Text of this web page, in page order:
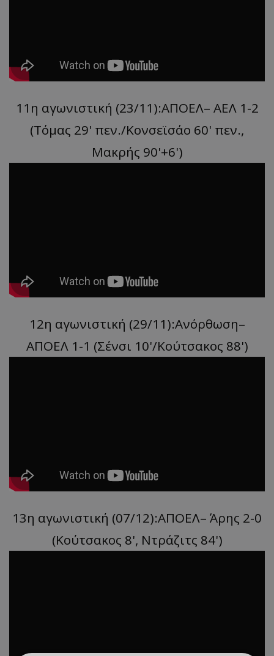
11η αγωνιστική (23/11):ΑΠΟΕΛ– ΑΕΛ 1-2
(Τόμας 29' πεν./Koνσεϊσάο 60' πεν.,
Μακρής 90'+6')
12η αγωνιστική (29/11):Ανόρθωση–
ΑΠΟΕΛ 1-1 (Σένσι 10'/Κούτσακος 88')
13η αγωνιστική (07/12):ΑΠΟΕΛ– Άρης 2-0
(Κούτσακος 8', Ντράζιτς 84')